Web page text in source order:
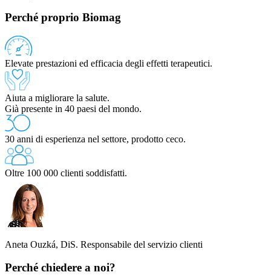
Perché proprio Biomag
Elevate prestazioni ed efficacia degli effetti terapeutici.
Aiuta a migliorare la salute.
Già presente in 40 paesi del mondo.
30 anni di esperienza nel settore, prodotto ceco.
Oltre 100 000 clienti soddisfatti.
Aneta Ouzká, DiS. Responsabile del servizio clienti
Perché chiedere a noi?